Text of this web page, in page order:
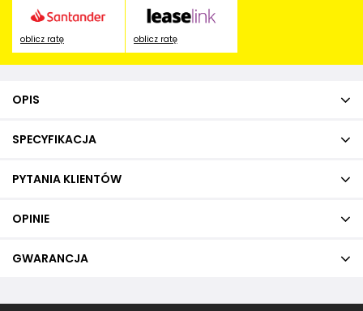
oblicz ratę oblicz ratę
OPIS
SPECYFIKACJA
PYTANIA KLIENTÓW
OPINIE
GWARANCJA